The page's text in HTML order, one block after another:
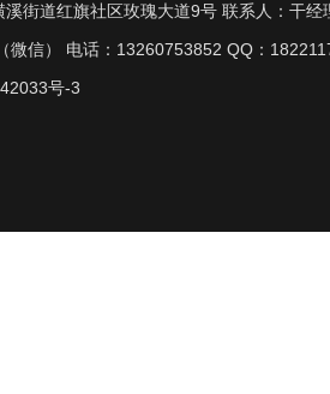
街道红旗社区玫瑰大道9号 联系人：干经
微信） 电话：13260753852 QQ：
号-3